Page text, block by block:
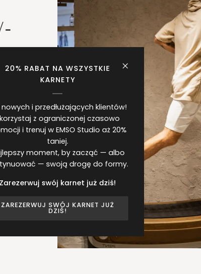
20% RABAT NA WSZYSTKIE
KARNETY
nowych i przedłużających klientów!
z ograniczonej czasowo
i trenuj w EMSO Studio aż 20%
taniej.
moment, by zacząć — albo
— swoją drogę do formy.
Zarezerwuj swój karnet już dziś!
ZAREZERWUJ SWÓJ KARNET JUŻ
DZIŚ!